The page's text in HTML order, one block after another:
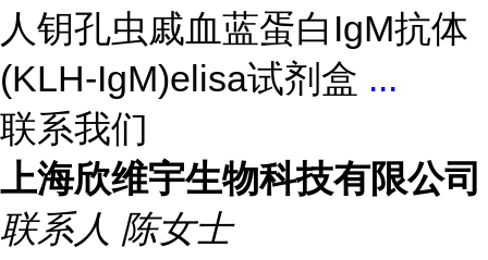
人钥孔虫戚血蓝蛋白IgM抗体
(KLH-IgM)elisa试剂盒 ...
联系我们
上海欣维宇生物科技有限公司
联系人 陈女士